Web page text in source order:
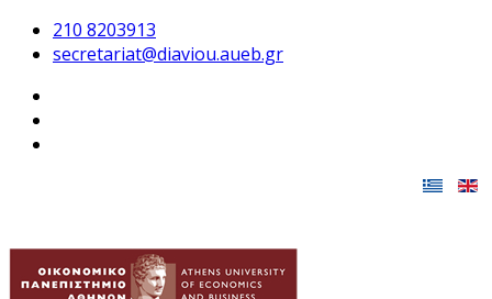
210 8203913
secretariat@diaviou.aueb.gr